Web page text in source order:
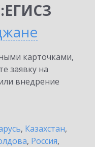
карточками,
заявку на
внедрение
, Казахстан,
, Россия,